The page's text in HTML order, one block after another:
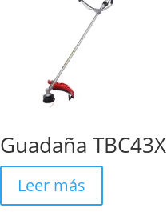
Guadaña TBC43X
Leer más